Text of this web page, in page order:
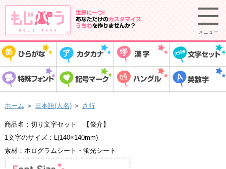
メニュー
ホーム ＞ 日本語(人名) ＞ さ行
商品名：切り文字セット 【俊介】
1文字のサイズ：L(140×140mm)
素材：ホログラムシート・蛍光シート